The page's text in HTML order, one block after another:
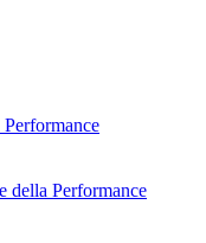
della Performance